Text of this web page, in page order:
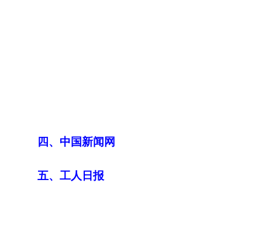
四、中国新闻网
五、工人日报